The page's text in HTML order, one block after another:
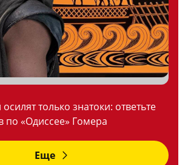
только знатоки: ответьте
по «Одиссее» Гомера
Еще